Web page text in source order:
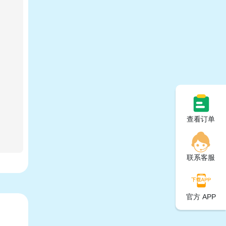
查看订单
联系客服
官方 APP